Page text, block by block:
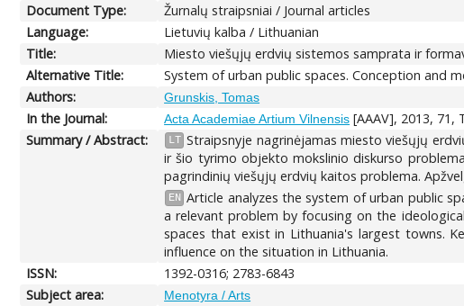
Document Type:
Žurnalų straipsniai / Journal articles
Language:
Lietuvių kalba / Lithuanian
Title:
Miesto viešųjų erdvių sistemos samprata ir
Alternative Title:
System of urban public spaces. Conception and
Authors:
Grunskis, Tomas
In the Journal: Acta Academiae Artium Vilnensis [AAAV], 2013, 71,
Summary / Abstract:
LT Straipsnyje nagrinėjamas miesto viešųjų
ir šio tyrimo objekto mokslinio diskurso
pagrindinių viešųjų erdvių kaitos problema.
EN Article analyzes the system of urban public
a relevant problem by focusing on the
spaces that exist in Lithuania's largest towns.
influence on the situation in Lithuania.
ISSN:
1392-0316; 2783-6843
Subject area:
Menotyra / Arts